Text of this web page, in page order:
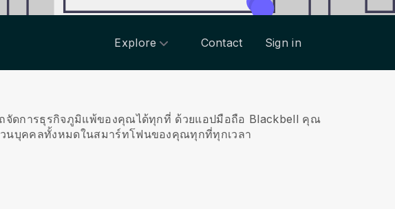
Explore Contact Sign in
จัดการธุรกิจภูมิแพ้ของคุณได้ทุกที่ ด้วยแอปมือถือ Blackbell คุณ
วนบุคคลทั้งหมดในสมาร์ทโฟนของคุณทุกที่ทุกเวลา